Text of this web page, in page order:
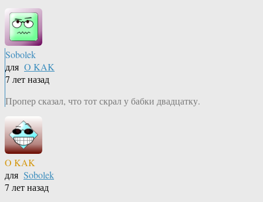
Sobolek
для O KAK
7 лет назад
Пропер сказал, что тот скрал у бабки двадцатку.
O KAK
для Sobolek
7 лет назад